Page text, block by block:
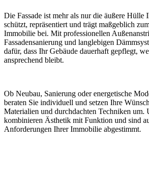
Die Fassade ist mehr als nur die äußere Hülle
schützt, repräsentiert und trägt maßgeblich
Immobilie bei. Mit professionellen
Fassadensanierung und langlebigen
dafür, dass Ihr Gebäude dauerhaft gepflegt,
ansprechend bleibt.
Ob Neubau, Sanierung oder energetische
beraten Sie individuell und setzen Ihre
Materialien und durchdachten Techniken um.
kombinieren Ästhetik mit Funktion und sind
Anforderungen Ihrer Immobilie abgestimmt.